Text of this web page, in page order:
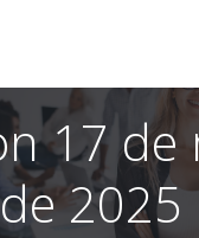
17 de
de 2025